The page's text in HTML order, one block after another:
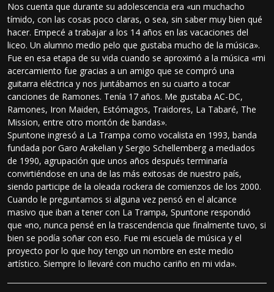
Nos cuenta que durante su adolescencia era «un muchacho
tímido, con las cosas poco claras, o sea, sin saber muy bien qué
hacer. Empecé a trabajar a los 14 años en las vacaciones del
liceo. Un alumno medio pelo que gustaba mucho de la música».
Fue en esa etapa de su vida cuando se aproximó a la música «mi
acercamiento fue gracias a un amigo que se compró una
guitarra eléctrica y nos juntábamos en su cuarto a tocar
canciones de Ramones. Tenía 17 años. Me gustaba AC-DC,
Ramones, Iron Maiden, Estómagos, Traidores, La Tabaré, The
Mission, entre otro montón de bandas».
Spuntone ingresó a La Trampa como vocalista en 1993, banda
fundada por Garo Arakelian y Sergio Schellemberg a mediados
de 1990, agrupación que unos años después terminaría
convirtiéndose en una de las más exitosas de nuestro país,
siendo participe de la oleada rockera de comienzos de los 2000.
Cuando le preguntamos si alguna vez pensó en el alcance
masivo que iban a tener con La Trampa, Spuntone respondió
que «no, nunca pensé en la trascendencia que finalmente tuvo, si
bien se podía soñar con eso. Fue mi escuela de música y el
proyecto por lo que hoy tengo un nombre en este medio
artístico. Siempre lo llevaré con mucho cariño en mi vida».